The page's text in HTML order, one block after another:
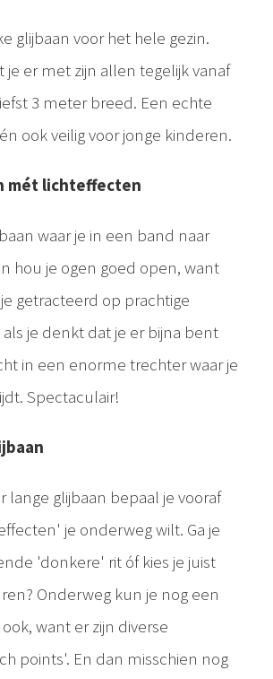
glijbaan voor het hele gezin.
je er met zijn allen tegelijk vanaf
3 meter breed. Een echte
ook veilig voor jonge kinderen.
mét lichteffecten
waar je in een band naar
hou je ogen goed open, want
getracteerd op prachtige
je denkt dat je er bijna bent
in een enorme trechter waar je
Spectaculair!
lange glijbaan bepaal je vooraf
je onderweg wilt. Ga je
'donkere' rit óf kies je juist
Onderweg kun je nog een
want er zijn diverse
points'. En dan misschien nog